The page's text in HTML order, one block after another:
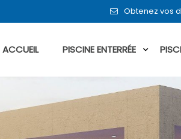
Obtenez vos
ACCUEIL PISCINE ENTERRÉE